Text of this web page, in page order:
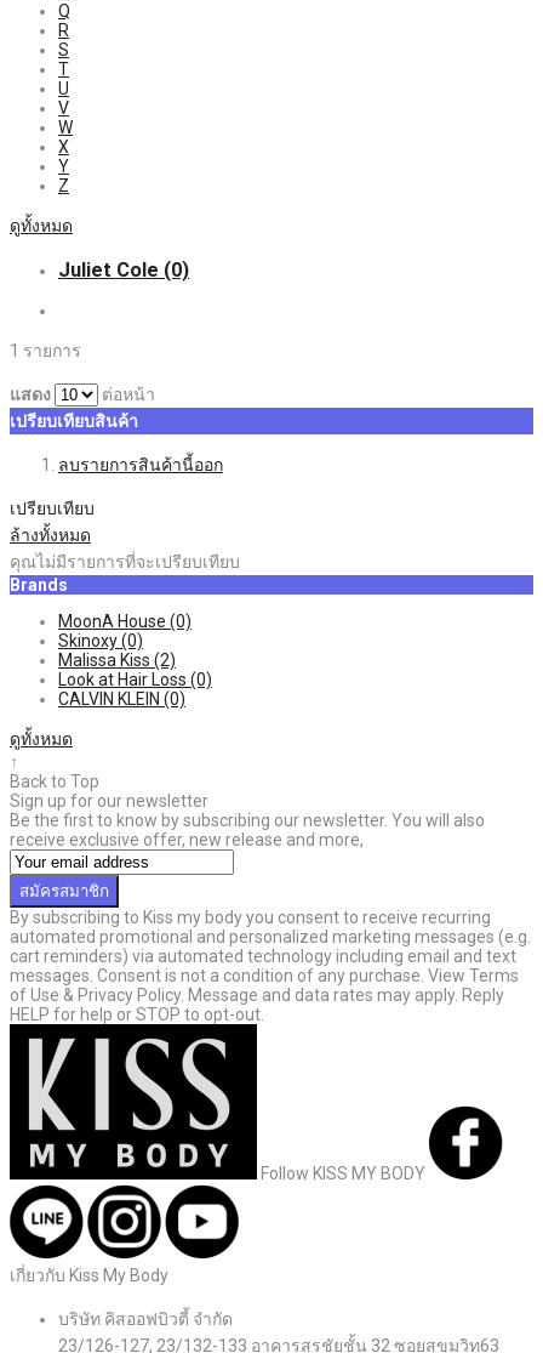
Q
R
S
T
U
V
W
X
Y
Z
ดูทั้งหมด
Juliet Cole (0)
1 รายการ
แสดง
ต่อหน้า
เปรียบเทียบสินค้า
ลบรายการสินค้านี้ออก
เปรียบเทียบ
ล้างทั้งหมด
คุณไม่มีรายการที่จะเปรียบเทียบ
Brands
MoonA House (0)
Skinoxy(0)
Malissa Kiss (2)
Look at Hair Loss (0)
CALVIN KLEIN (0)
ดูทั้งหมด
↑
Back to Top
Sign up for our newsletter
Be the first to know by subscribing our newsletter. You will also
receive exclusive offer, new release and more,
สมัครสมาชิก
By subscribing to Kiss my body you consent to receive recurring
automated promotional and personalized marketing messages (e.g.
cart reminders) via automated technology including email and text
messages. Consent is not a condition of any purchase. View Terms
of Use & Privacy Policy. Message and data rates may apply. Reply
HELP for help or STOP to opt-out.
Follow KISS MY BODY
เกี่ยวกับ Kiss My Body
บริษัท คิสออฟบิวตี้ จำกัด
23/126-127, 23/132-133 อาคารสรชัยชั้น 32 ซอยสุขุมวิท63